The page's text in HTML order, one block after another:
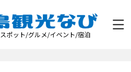
ポット/グルメ/イベント/宿泊